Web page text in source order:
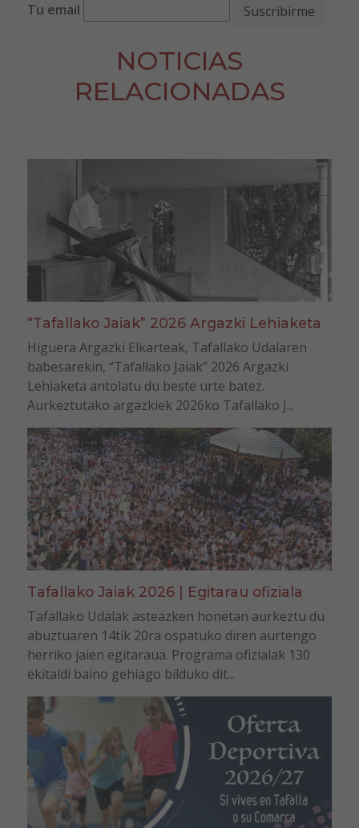
Tu email
NOTICIAS
RELACIONADAS
“Tafallako Jaiak” 2026 Argazki Lehiaketa
Higuera Argazki Elkarteak, Tafallako Udalaren
babesarekin, “Tafallako Jaiak” 2026 Argazki
Lehiaketa antolatu du beste urte batez.
Aurkeztutako argazkiek 2026ko Tafallako J...
Tafallako Jaiak 2026 | Egitarau ofiziala
Tafallako Udalak asteazken honetan aurkeztu du
abuztuaren 14tik 20ra ospatuko diren aurtengo
herriko jaien egitaraua. Programa ofizialak 130
ekitaldi baino gehiago bilduko dit...